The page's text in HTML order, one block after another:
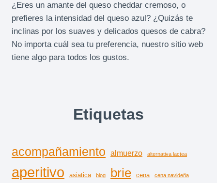
¿Eres un amante del queso cheddar cremoso, o
prefieres la intensidad del queso azul? ¿Quizás te
inclinas por los suaves y delicados quesos de cabra?
No importa cuál sea tu preferencia, nuestro sitio web
tiene algo para todos los gustos.
Etiquetas
acompañamiento almuerzo alternativa lactea
aperitivo asiatica blog brie cena cena navideña